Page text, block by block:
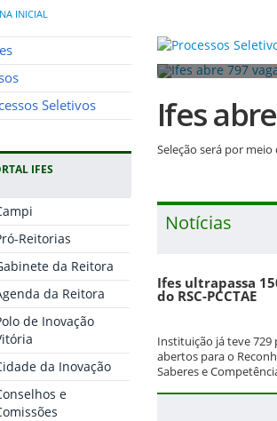
INICIAL
Seletivos
IFES
Reitorias
da Reitora
da Reitora
de Inovação
da Inovação
e
Ifes
Seleção será por
Notícias
Ifes ultrapassa
do RSC-PCCTAE
Instituição já teve 729
abertos para o
Saberes e